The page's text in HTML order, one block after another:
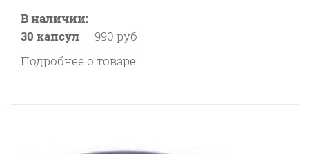
В наличии:
30 капсул — 990 руб
Подробнее о товаре